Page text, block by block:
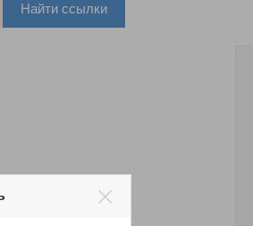
Найти ссылки